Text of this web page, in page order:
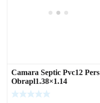
Camara Septic Pvc12 Pers
Obrapl1.38×1.14